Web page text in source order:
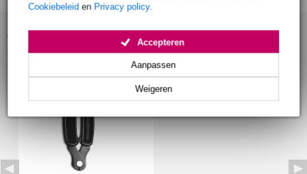
Cookiebeleid en Privacy policy.
Weigeren
Aanpassen
Accepteren
Accessoires (1)